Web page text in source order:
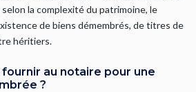
la complexité du patrimoine, le
de biens démembrés, de titres de
héritiers.
au notaire pour une
?